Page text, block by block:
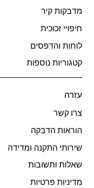
מדבקות קיר
חיפויי זכוכית
לוחות והדפסים
קטגוריות נוספות
עזרה
צרו קשר
הוראות הדבקה
שירותי התקנה ומדידה
שאלות ותשובות
מדיניות פרטיות